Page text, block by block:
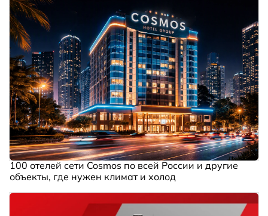
100 отелей сети Cosmos по всей России и другие
объекты, где нужен климат и холод